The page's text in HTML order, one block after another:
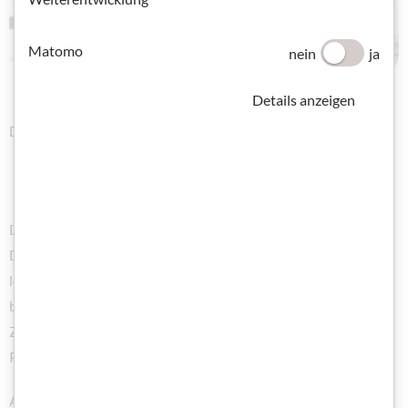
Deutsch lernen und arbeiten
Deutsch ist wichtig für das Leben in Österreich. Mit guten
Deutschkenntnissen finden Zuwanderinnen und Zuwanderer
leichter eine Arbeit oder eine Ausbildung. Der ÖIF unterstützt
berufstätige und arbeitssuchende Zuwanderinnen und
Zuwanderer beim Deutschlernen und bei der
Prüfungsvorbereitung.
Am Sprachportal finden Sie mehr als 5.000 kostenlose
Matomo nein ja
Details anzeigen